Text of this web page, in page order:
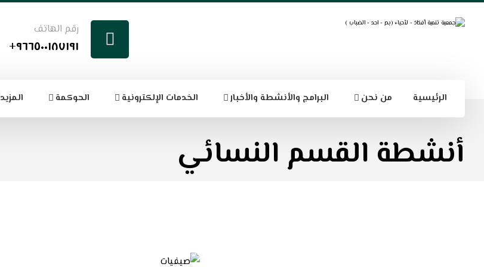
رقم الهاتف
٩٦٦٥٠٠١٨٧١٩١+
الرئيسية من نحن البرامج والأنشطة والأخبار الخدمات الإلكترونية الحوكمة المزيد
أنشطة القسم النسائي